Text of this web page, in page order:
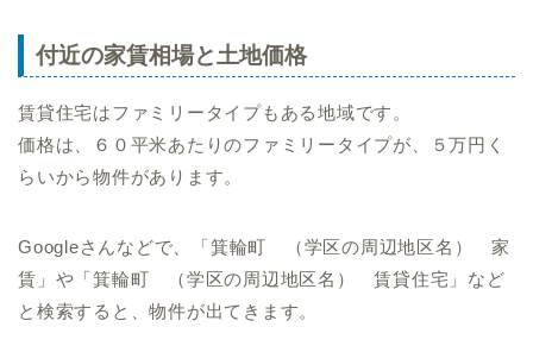
付近の家賃相場と土地価格
賃貸住宅はファミリータイプもある地域です。
価格は、６０平米あたりのファミリータイプが、５万円く
らいから物件があります。
Googleさんなどで、「箕輪町 （学区の周辺地区名） 家
賃」や「箕輪町 （学区の周辺地区名） 賃貸住宅」など
と検索すると、物件が出てきます。